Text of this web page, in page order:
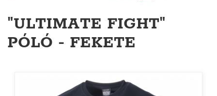
"ULTIMATE FIGHT"
PÓLÓ - FEKETE